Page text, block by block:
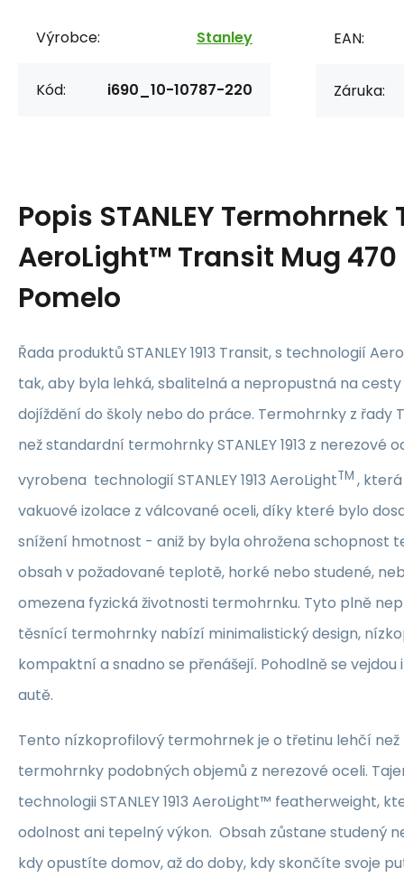
Výrobce: Stanley
Kód: i690_10-10787-220
EAN:
Záruka:
Popis STANLEY Termohrnek
AeroLight™ Transit Mug
Pomelo
Řada produktů STANLEY 1913 Transit, s technologií
tak, aby byla lehká, sbalitelná a nepropustná na
dojíždění do školy nebo do práce. Termohrnky z řady
než standardní termohrnky STANLEY 1913 z nerezové
vyrobena technologií STANLEY 1913 AeroLightTM ,
vakuové izolace z válcované oceli, díky které bylo
snížení hmotnost - aniž by byla ohrožena schopnost
obsah v požadované teplotě, horké nebo studené,
omezena fyzická životnosti termohrnku. Tyto plně
těsnící termohrnky nabízí minimalistický design,
kompaktní a snadno se přenášejí. Pohodlně se vejdou
autě.
Tento nízkoprofilový termohrnek je o třetinu lehčí
termohrnky podobných objemů z nerezové oceli.
technologii STANLEY 1913 AeroLight™ featherweight,
odolnost ani tepelný výkon. Obsah zůstane studený
kdy opustíte domov, až do doby, kdy skončíte svoje